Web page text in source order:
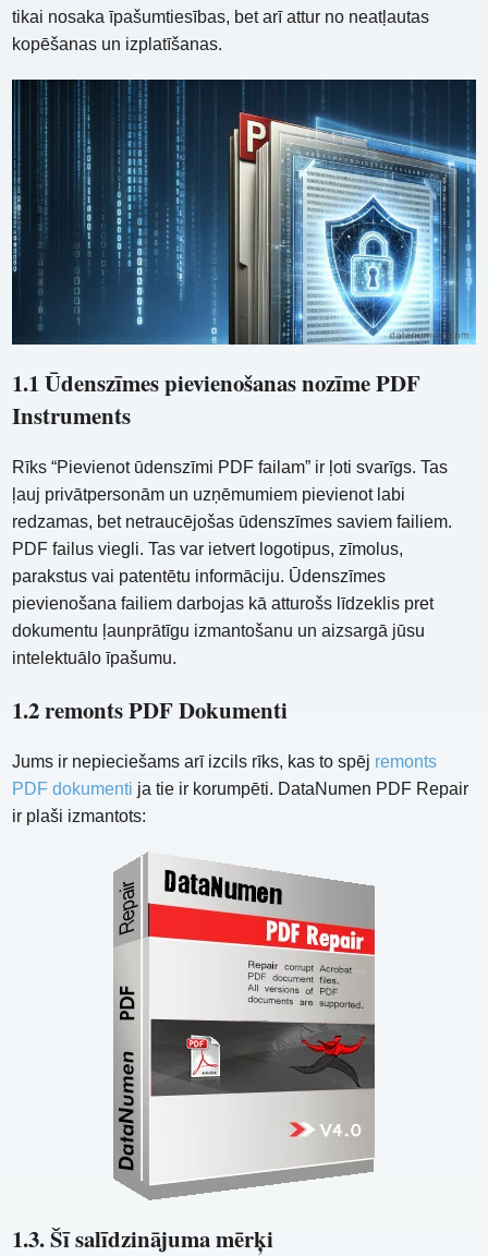
tikai nosaka īpašumtiesības, bet arī attur no neatļautas
kopēšanas un izplatīšanas.
1.1 Ūdenszīmes pievienošanas nozīme PDF
Instruments
Rīks “Pievienot ūdenszīmi PDF failam” ir ļoti svarīgs. Tas
ļauj privātpersonām un uzņēmumiem pievienot labi
redzamas, bet netraucējošas ūdenszīmes saviem failiem.
PDF failus viegli. Tas var ietvert logotipus, zīmolus,
parakstus vai patentētu informāciju. Ūdenszīmes
pievienošana failiem darbojas kā atturošs līdzeklis pret
dokumentu ļaunprātīgu izmantošanu un aizsargā jūsu
intelektuālo īpašumu.
1.2 remonts PDF Dokumenti
Jums ir nepieciešams arī izcils rīks, kas to spēj remonts
PDF dokumenti ja tie ir korumpēti. DataNumen PDF Repair
ir plaši izmantots:
1.3. Šī salīdzinājuma mērķi